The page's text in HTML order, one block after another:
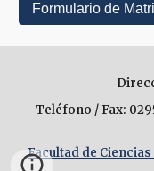
Formulario de
Teléfono / Fax:
Facultad de